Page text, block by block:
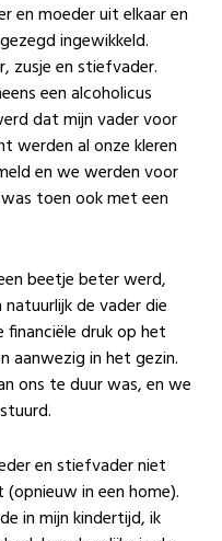
en moeder uit elkaar en
ingewikkeld.
zusje en stiefvader.
een alcoholicus
dat mijn vader voor
werden al onze kleren
en we werden voor
toen ook met een
beetje beter werd,
de vader die
druk op het
aanwezig in het gezin.
ons te duur was, en we
en stiefvader niet
in een home).
in mijn kindertijd, ik